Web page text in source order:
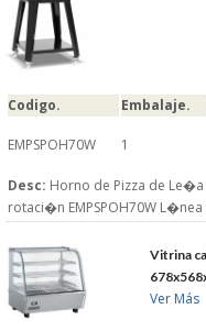
Codigo. Embalaje.
EMPSPOH70W 1
Desc: Horno de Pizza de
rotaci�n EMPSPOH70W L�nea
Vitrina
Ver Más